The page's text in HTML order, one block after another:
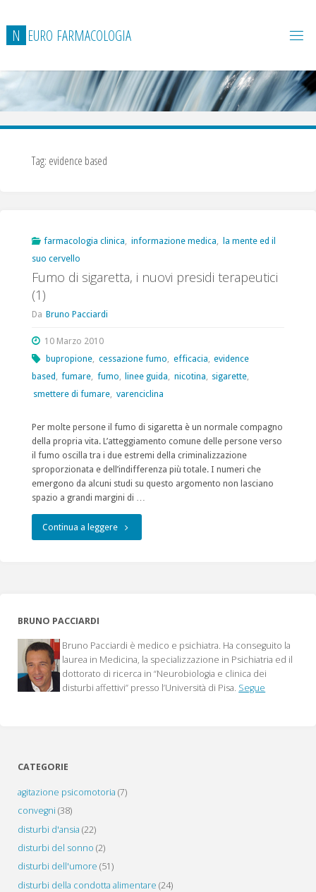
contenuto
N EURO FARMACOLOGIA
Tag: evidence based
farmacologia clinica, informazione medica,
la mente ed il
suo cervello
Fumo di sigaretta, i nuovi presidi terapeutici
(1)
Da Bruno Pacciardi
10 Marzo 2010
bupropione, cessazione fumo, efficacia, evidence
based , fumare, fumo, linee guida, nicotina, sigarette,
smettere di fumare, varenciclina
Per molte persone il fumo di sigaretta è un normale compagno
della propria vita. L’atteggiamento comune delle persone verso
il fumo oscilla tra i due estremi della criminalizzazione
sproporzionata e dell’indifferenza più totale. I numeri che
emergono da alcuni studi su questo argomento non lasciano
spazio a grandi margini di …
Continua a leggere"Fumo
presidi
terapeutici
BRUNO PACCIARDI
Bruno Pacciardi è medico e psichiatra. Ha conseguito la
laurea in Medicina, la specializzazione in Psichiatria ed il
dottorato di ricerca in “Neurobiologia e clinica dei
disturbi affettivi” presso l’Università di Pisa. Segue
CATEGORIE
agitazione psicomotoria (7)
convegni (38)
disturbi d'ansia (22)
disturbi del sonno (2)
disturbi dell'umore (51)
disturbi della condotta alimentare (24)